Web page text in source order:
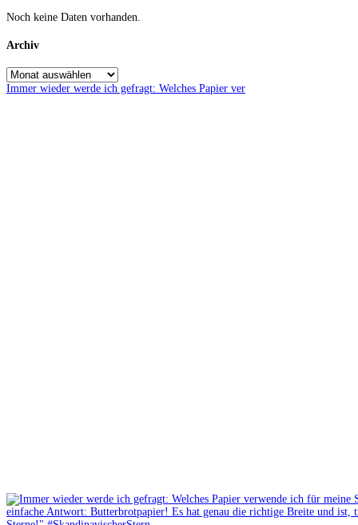
Noch keine Daten vorhanden.
Archiv
Immer wieder werde ich gefragt: Welches Papier ver